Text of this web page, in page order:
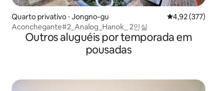
Quarto privativo ⋅ Jongno-gu 4,92 de uma
4,92 (377)
Aconchegante#2_Analog_Hanok_ 2인실
Outros aluguéis por temporada em
pousadas